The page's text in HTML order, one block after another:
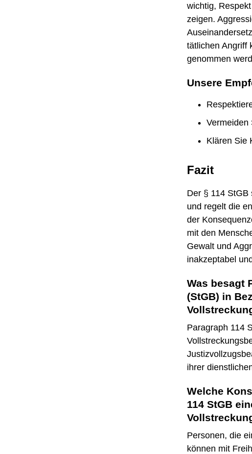
wichtig,
zeigen.
tätlichen Angriff
genommen
Unsere
Vermeiden
Klären Sie
Fazit
Der § 114 StGB
und regelt die
der
mit den
Gewalt und
inakzeptabel
Was besagt
(StGB) in
Paragraph 114
ihrer
Welche
114 StGB
Personen, die
können mit